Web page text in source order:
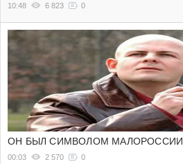
10:48 6 823 0
ОН БЫЛ СИМВОЛОМ МАЛОРОССИИ
00:03 2 570 0